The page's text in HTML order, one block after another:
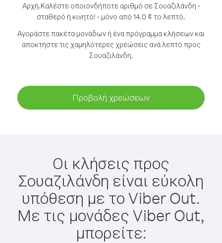
Αρχή.Καλέστε οποιονδήποτε αριθμό σε Σουαζιλάνδη -
σταθερό ή κινητό! - μόνο από 14.0 ¢ το λεπτό.
Αγοράστε πακέτα μονάδων ή ένα πρόγραμμα κλήσεων και
αποκτήστε τις χαμηλότερες χρεώσεις ανά λεπτό προς
Σουαζιλάνδη.
Προβολή χρεώσεων
Οι κλήσεις προς
Σουαζιλάνδη είναι εύκολη
υπόθεση με το Viber Out.
Με τις μονάδες Viber Out,
μπορείτε: